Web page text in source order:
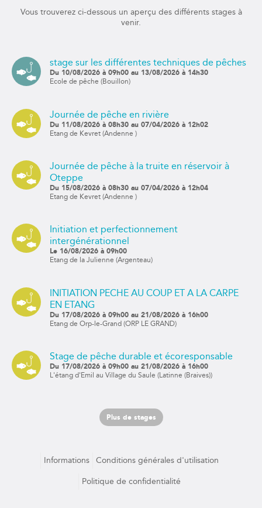
Vous trouverez ci-dessous un aperçu des différents stages à
venir.
stage sur les différentes techniques de pêches
Du 10/08/2026 à 09h00 au 13/08/2026 à 14h30
Ecole de pêche (Bouillon)
Journée de pêche en rivière
Du 11/08/2026 à 08h30 au 07/04/2026 à 12h02
Etang de Kevret (Andenne )
Journée de pêche à la truite en réservoir à
Oteppe
Du 15/08/2026 à 08h30 au 07/04/2026 à 12h04
Etang de Kevret (Andenne )
Initiation et perfectionnement
intergénérationnel
Le 16/08/2026 à 09h00
Etang de la Julienne (Argenteau)
INITIATION PECHE AU COUP ET A LA CARPE
EN ETANG
Du 17/08/2026 à 09h00 au 21/08/2026 à 16h00
Etang de Orp-le-Grand (ORP LE GRAND)
Stage de pêche durable et écoresponsable
Du 17/08/2026 à 09h00 au 21/08/2026 à 16h00
L'étang d'Emil au Village du Saule (Latinne (Braives))
Plus de stages
Informations Conditions générales d'utilisation
Politique de confidentialité